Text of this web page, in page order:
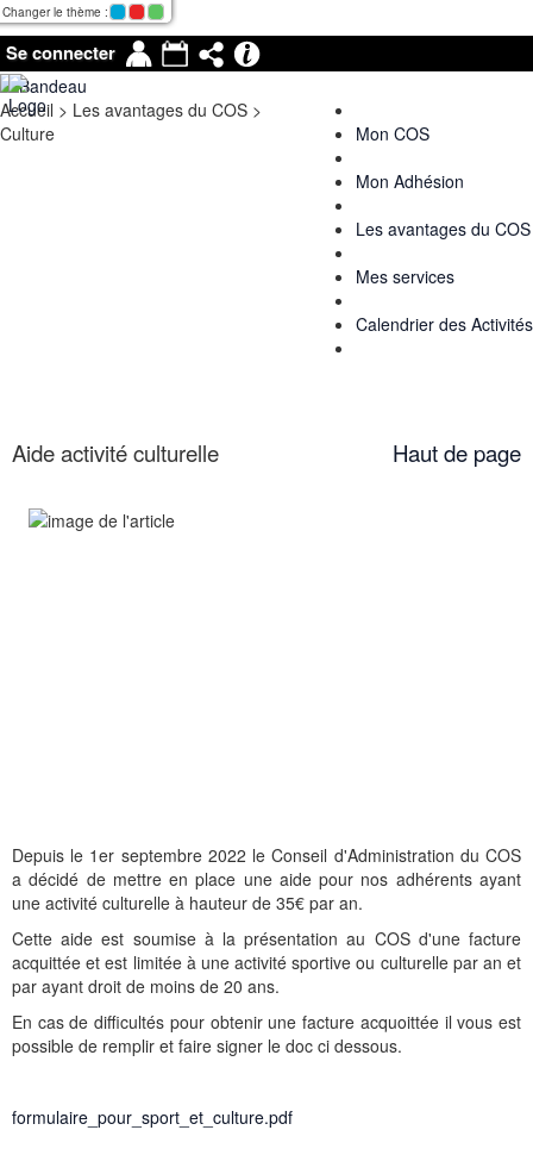
Se connecter
Mon AgendaPartage
Changer le thème :
Mon COS
Mon Adhésion
Les avantages du COS
Mes services
Calendrier des Activités
Accueil > Les avantages du COS >
Culture
Aide activité culturelle Haut de page
Depuis le 1er septembre 2022 le Conseil d'Administration du COS
a décidé de mettre en place une aide pour nos adhérents ayant
une activité culturelle à hauteur de 35€ par an.
Cette aide est soumise à la présentation au COS d'une facture
acquittée et est limitée à une activité sportive ou culturelle par an et
par ayant droit de moins de 20 ans.
En cas de difficultés pour obtenir une facture acquoittée il vous est
possible de remplir et faire signer le doc ci dessous.
formulaire_pour_sport_et_culture.pdf